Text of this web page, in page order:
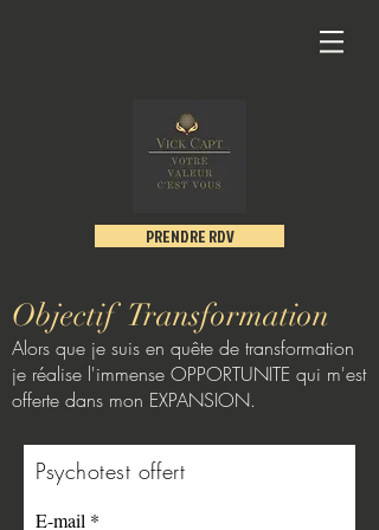
PRENDRE RDV
Objectif Transformation
Alors que je suis en quête de transformation
je réalise l'immense OPPORTUNITE qui m'est
offerte dans mon EXPANSION.
Psychotest offert
E-mail